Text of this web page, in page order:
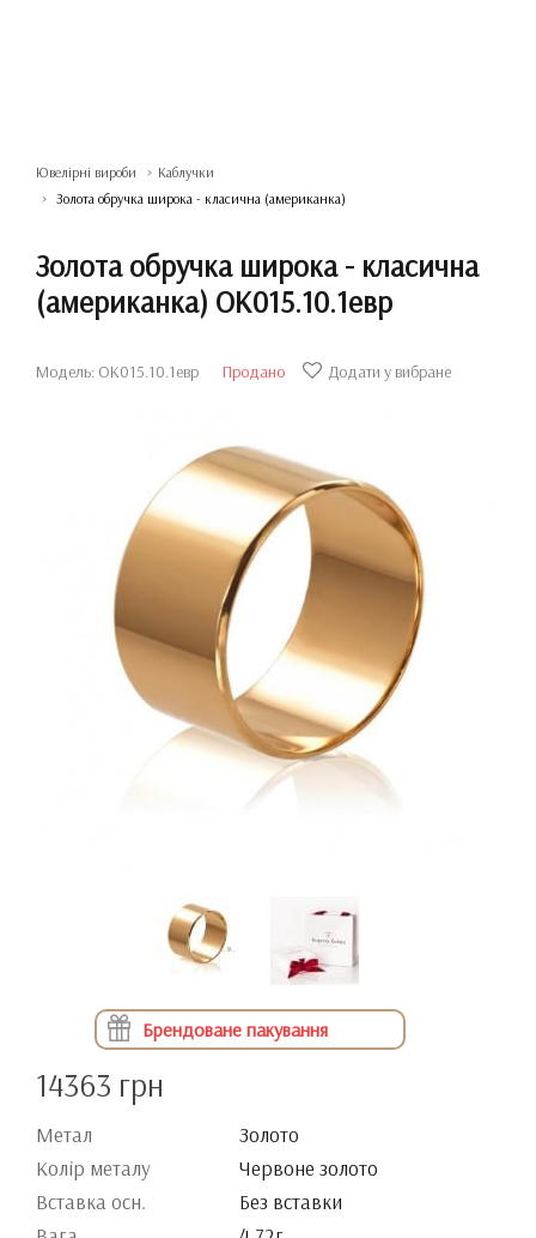
Ювелірні вироби
Каблучки
Золота обручка широка - класична (американка)
Золота обручка широка - класична
(американка) ОК015.10.1евр
Модель: ОК015.10.1евр Продано Додати у вибране
Брендоване пакування
14363 грн
Метал
Золото
Колір металу
Червоне золото
Вставка осн.
Без вставки